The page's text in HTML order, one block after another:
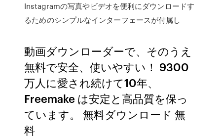
Instagramの写真やビデオを便利にダウンロードす
るためのシンプルなインターフェースが付属し
動画ダウンローダーで、そのうえ
無料で安全、使いやすい！ 9300
万人に愛され続けて10年、
Freemake は安定と高品質を保っ
ています。 無料ダウンロード 無
料